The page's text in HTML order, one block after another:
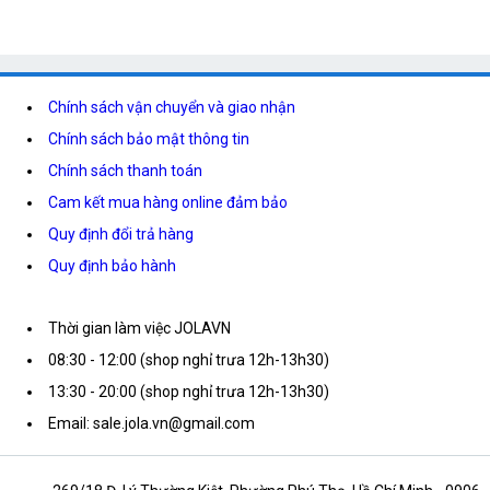
Chính sách vận chuyển và giao nhận
Chính sách bảo mật thông tin
Chính sách thanh toán
Cam kết mua hàng online đảm bảo
Quy định đổi trả hàng
Quy định bảo hành
Thời gian làm việc JOLAVN
08:30 - 12:00 (shop nghỉ trưa 12h-13h30)
13:30 - 20:00 (shop nghỉ trưa 12h-13h30)
Email: sale.jola.vn@gmail.com